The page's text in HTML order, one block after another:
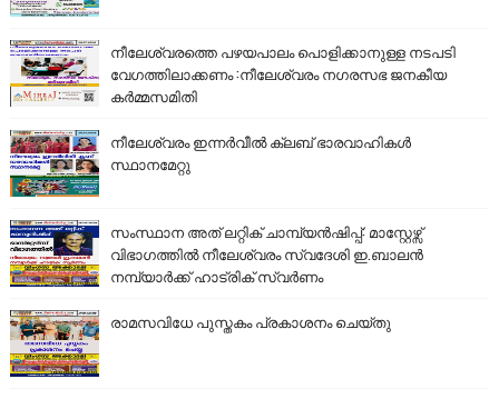
നീലേശ്വരത്തെ പഴയപാലം പൊളിക്കാനുള്ള നടപടി
വേഗത്തിലാക്കണം :നീലേശ്വരം നഗരസഭ ജനകീയ
കർമ്മസമിതി
നീലേശ്വരം ഇന്നർവീൽ ക്ലബ് ഭാരവാഹികൾ
സ്ഥാനമേറ്റു
സംസ്ഥാന അത് ലറ്റിക് ചാമ്പ്യൻഷിപ്പ്: മാസ്റ്റേഴ്സ്
വിഭാഗത്തിൽ നീലേശ്വരം സ്വദേശി ഇ.ബാലൻ
നമ്പ്യാർക്ക് ഹാട്രിക് സ്വർണം
രാമസവിധേ പുസ്തകം പ്രകാശനം ചെയ്തു